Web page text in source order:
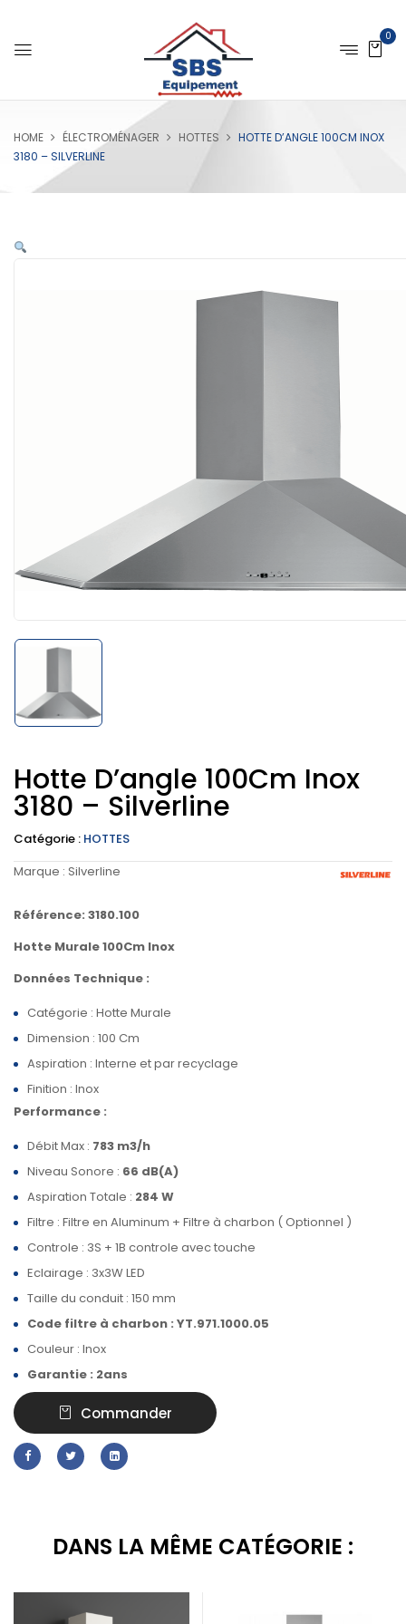
0
HOME ÉLECTROMÉNAGER HOTTES
HOTTE D’ANGLE 100CM INOX
3180 – SILVERLINE
Hotte D’angle 100Cm Inox
3180 – Silverline
Catégorie : HOTTES
Marque : Silverline
Référence: 3180.100
Hotte Murale 100Cm Inox
Données Technique :
Catégorie : Hotte Murale
Dimension : 100 Cm
Aspiration : Interne et par recyclage
Finition : Inox
Performance :
Débit Max : 783 m3/h
Niveau Sonore : 66 dB(A)
Aspiration Totale : 284 W
Filtre : Filtre en Aluminum + Filtre à charbon ( Optionnel )
Controle : 3S + 1B controle avec touche
Eclairage : 3x3W LED
Taille du conduit : 150 mm
Code filtre à charbon : YT.971.1000.05
Couleur : Inox
Garantie : 2ans
Commander
DANS LA MÊME CATÉGORIE :